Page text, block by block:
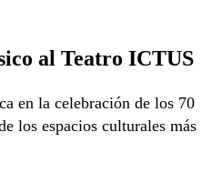
al Teatro ICTUS
en la celebración de los 70
los espacios culturales más